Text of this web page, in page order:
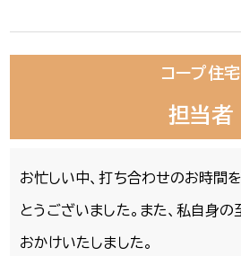
コープ住宅
担当者
お忙しい中、打ち合わせのお時間
とうございました。また、私自身
おかけいたしました。